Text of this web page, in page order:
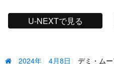
U-NEXTで見る
2024年 4月8日 デミ・ム